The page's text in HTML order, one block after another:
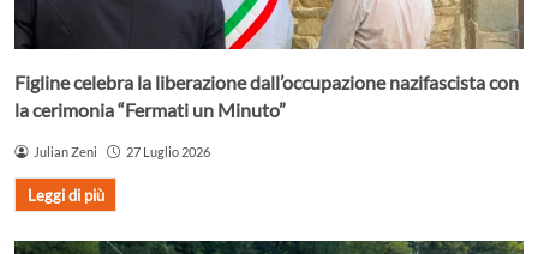
Figline celebra la liberazione dall’occupazione nazifascista con
la cerimonia “Fermati un Minuto”
Julian Zeni 27 Luglio 2026
Leggi di più